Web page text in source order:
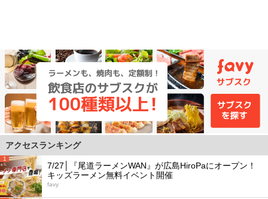
アクセスランキング
1
7/27│『尾道ラーメンWAN』が広島HiroPaにオープン！
キッズラーメン無料イベント開催
favy